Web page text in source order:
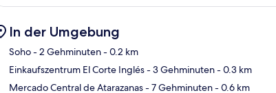
In der Umgebung
Soho- 2 Gehminuten- 0.2 km
Einkaufszentrum El Corte Inglés- 3 Gehminuten- 0.3 km
Mercado Central de Atarazanas- 7 Gehminuten- 0.6 km